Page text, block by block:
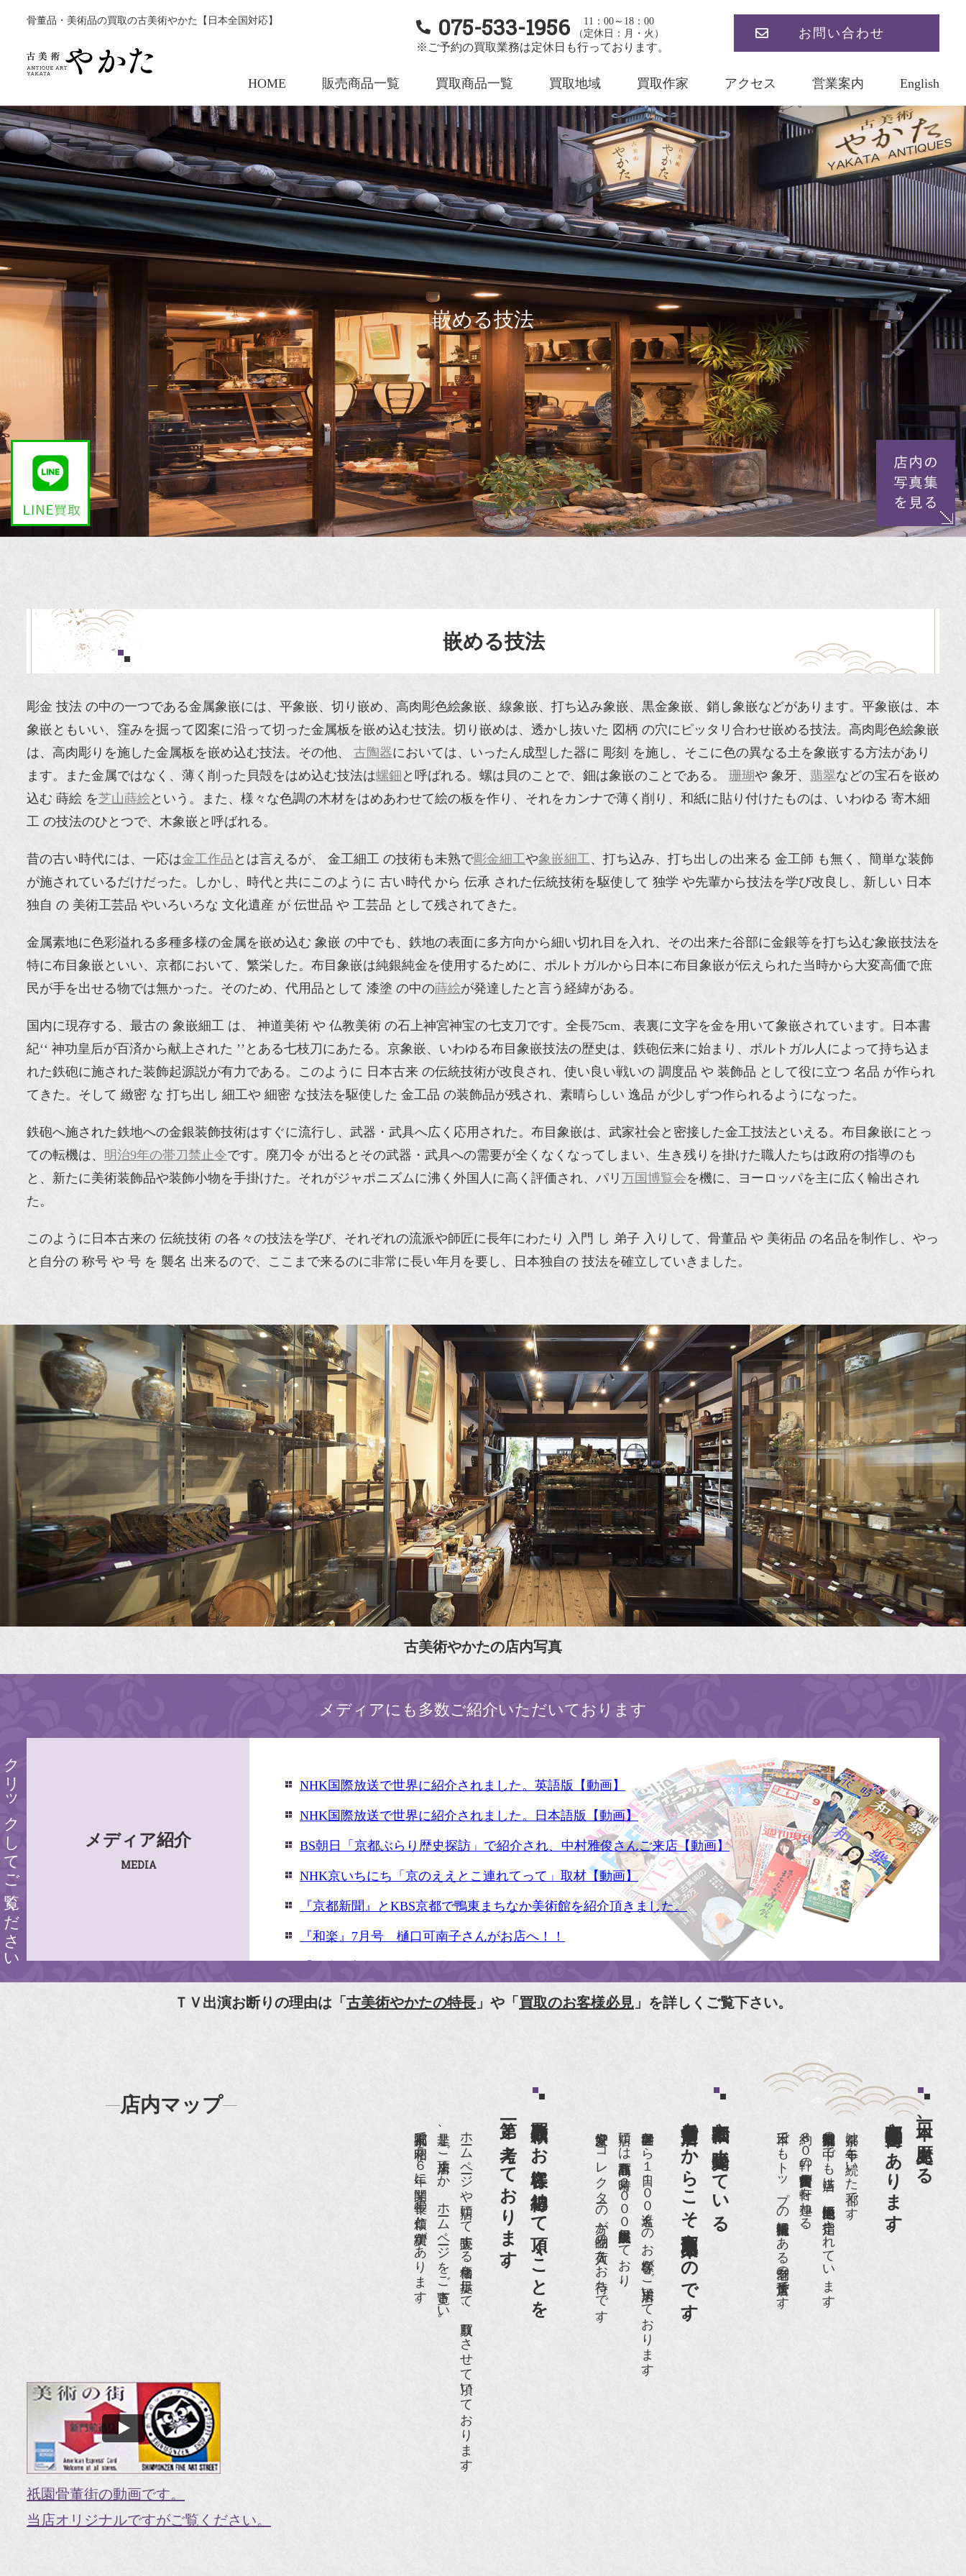
骨董品・美術品の買取の古美術やかた【日本全国対応】 075-533-1956
11：00～18：00
（定休日：月・火）
※ご予約の買取業務は定休日も行っております。
お問い合わせ
HOME 販売商品一覧 買取商品一覧 買取地域 買取作家 アクセス 営業案内 English
嵌める技法
嵌める技法
彫金 技法 の中の一つである金属象嵌には、平象嵌、切り嵌め、高肉彫色絵象嵌、線象嵌、打ち込み象嵌、黒金象嵌、銷し象嵌などがあります。平象嵌は、本
象嵌ともいい、窪みを掘って図案に沿って切った金属板を嵌め込む技法。切り嵌めは、透かし抜いた 図柄 の穴にピッタリ合わせ嵌める技法。高肉彫色絵象嵌
は、高肉彫りを施した金属板を嵌め込む技法。その他、 古陶器においては、いったん成型した器に 彫刻 を施し、そこに色の異なる土を象嵌する方法があり
ます。また金属ではなく、薄く削った貝殻をはめ込む技法は螺鈿 と呼ばれる。螺は貝のことで、鈿は象嵌のことである。 珊瑚や 象牙、 翡翠などの宝石を嵌め
込む 蒔絵 を芝山蒔絵という。また、様々な色調の木材をはめあわせて絵の板を作り、それをカンナで薄く削り、和紙に貼り付けたものは、いわゆる 寄木細
工 の技法のひとつで、木象嵌と呼ばれる。
昔の古い時代には、一応は金工作品 とは言えるが、 金工細工 の技術も未熟で彫金細工や象嵌細工、打ち込み、打ち出しの出来る 金工師 も無く、簡単な装飾
が施されているだけだった。しかし、時代と共にこのように 古い時代 から 伝承 された伝統技術を駆使して 独学 や先輩から技法を学び改良し、新しい 日本
独自 の 美術工芸品 やいろいろな 文化遺産 が 伝世品 や 工芸品 として残されてきた。
金属素地に色彩溢れる多種多様の金属を嵌め込む 象嵌 の中でも、鉄地の表面に多方向から細い切れ目を入れ、その出来た谷部に金銀等を打ち込む象嵌技法を
特に布目象嵌といい、京都において、繁栄した。布目象嵌は純銀純金を使用するために、ポルトガルから日本に布目象嵌が伝えられた当時から大変高価で庶
民が手を出せる物では無かった。そのため、代用品として 漆塗 の中の蒔絵が発達したと言う経緯がある。
国内に現存する、最古の 象嵌細工 は、 神道美術 や 仏教美術 の石上神宮神宝の七支刀です。全長75cm、表裏に文字を金を用いて象嵌されています。日本書
紀‘‘ 神功皇后が百済から献上された ’’とある七枝刀にあたる。京象嵌、いわゆる布目象嵌技法の歴史は、鉄砲伝来に始まり、ポルトガル人によって持ち込ま
れた鉄砲に施された装飾起源説が有力である。このように 日本古来 の伝統技術が改良され、使い良い戦いの 調度品 や 装飾品 として役に立つ 名品 が作られ
てきた。そして 緻密 な 打ち出し 細工や 細密 な技法を駆使した 金工品 の装飾品が残され、素晴らしい 逸品 が少しずつ作られるようになった。
鉄砲へ施された鉄地への金銀装飾技術はすぐに流行し、武器・武具へ広く応用された。布目象嵌は、武家社会と密接した金工技法といえる。布目象嵌にとっ
ての転機は、 明治9年の帯刀禁止令です。廃刀令 が出るとその武器・武具への需要が全くなくなってしまい、生き残りを掛けた職人たちは政府の指導のも
と、新たに美術装飾品や装飾小物を手掛けた。それがジャポニズムに沸く外国人に高く評価され、パリ 万国博覧会を機に、ヨーロッパを主に広く輸出され
た。
このように日本古来の 伝統技術 の各々の技法を学び、それぞれの流派や師匠に長年にわたり 入門 し 弟子 入りして、骨董品 や 美術品 の名品を制作し、やっ
と自分の 称号 や 号 を 襲名 出来るので、ここまで来るのに非常に長い年月を要し、日本独自の 技法を確立していきました。
古美術やかたの店内写真
メディアにも多数ご紹介いただいております
クリックしてご覧ください メディア紹介
MEDIA
NHK国際放送で世界に紹介されました。英語版【動画】
NHK国際放送で世界に紹介されました。日本語版【動画】
BS朝日「京都ぶらり歴史探訪」で紹介され、中村雅俊さんご来店【動画】
NHK京いちにち「京のええとこ連れてって」取材【動画】
『京都新聞』とKBS京都で鴨東まちなか美術館を紹介頂きました。
『和楽』7月号 樋口可南子さんがお店へ！！
『樋口可南子の古寺散歩』（5月17日発行）
『FIGARO japon』12月号
『mr partner』2011年2月号
2009年11月 『週刊現代』2009年11月28日号
『Hanako WEST』4月号
『骨董古美術の愉しみ方』（4月16日発行）
『ORANGE travel』2006年 SUMMER
国際交流サービス協会に2017年6月７日紹介頂きました。
ＴＶ出演お断りの理由は「 古美術やかたの特長 」や「 買取のお客様必見 」を詳しくご覧下さい。
店内マップ
祇園骨董街の動画です。
当店オリジナルですがご覧ください。
日本一、歴史ある
京都祇園骨董街にあります。
京都は千年も続いた都です。
京都祇園骨董街の中でも当店は、歴史的保全地区に指定されています。
約８０軒の古美術骨董商が軒を連ねる、
日本でもトップの祇園骨董街にある老舗の骨董店です。
京都祇園で小売販売している
老舗骨董店だからこそ高価買取出来るのです。
世界各国から１日１００名近くのお客様がご来店頂いております。
店頭には買取商品を常時２０００点以上展示販売しており、
愛好家やコレクターの方が品物の入荷をお待ちです。
買取依頼のお客様に納得して頂くことを
第一と考えております。
ホームページや店頭にて販売する価格を提示して、買取りさせて頂いております。
是非、ご来店頂くか、ホームページをご覧下さい。
京都祇園で昭和５６年に開業、長年の信頼と実績があります。